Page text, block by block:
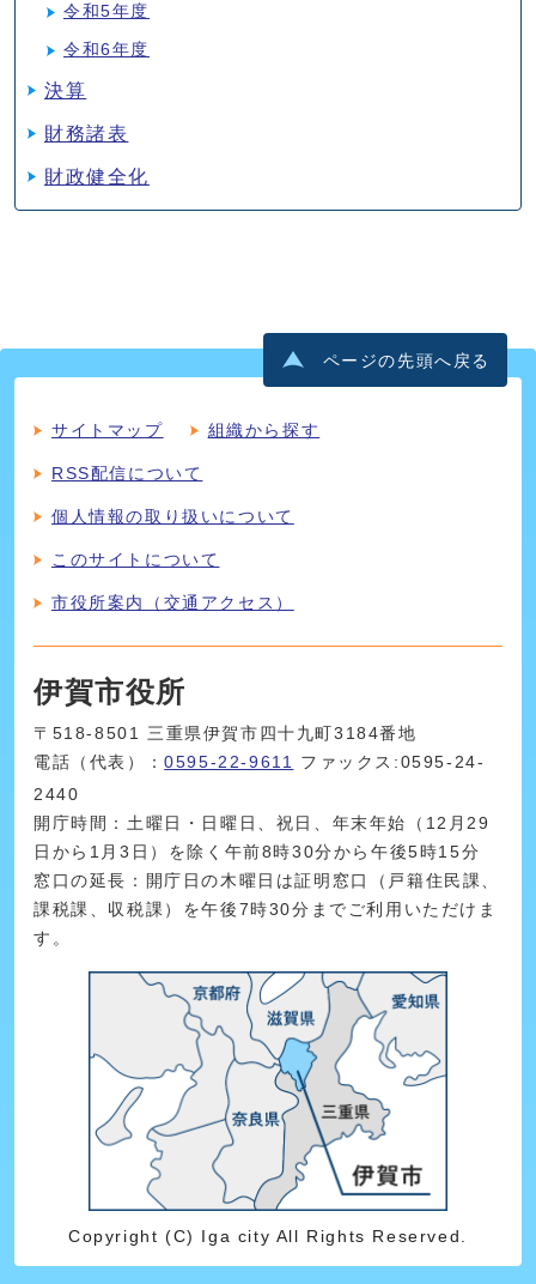
令和5年度
令和6年度
決算
財務諸表
財政健全化
ページの先頭へ戻る
サイトマップ 組織から探す
RSS配信について
個人情報の取り扱いについて
このサイトについて
市役所案内（交通アクセス）
伊賀市役所
〒518-8501 三重県伊賀市四十九町3184番地
電話（代表）：0595-22-9611
ファックス:0595-24-
2440
開庁時間：土曜日・日曜日、祝日、年末年始（12月29
日から1月3日）を除く午前8時30分から午後5時15分
窓口の延長：開庁日の木曜日は証明窓口（戸籍住民課、
課税課、収税課）を午後7時30分までご利用いただけま
す。
Copyright (C) Iga city All Rights Reserved.